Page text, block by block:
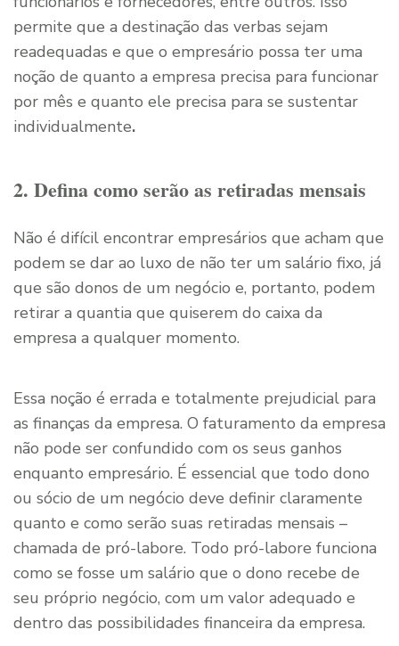
permite que a destinação das verbas sejam
readequadas e que o empresário possa ter uma
noção de quanto a empresa precisa para funcionar
por mês e quanto ele precisa para se sustentar
individualmente.
2. Defina como serão as retiradas mensais
Não é difícil encontrar empresários que acham que
podem se dar ao luxo de não ter um salário fixo, já
que são donos de um negócio e, portanto, podem
retirar a quantia que quiserem do caixa da
empresa a qualquer momento.
Essa noção é errada e totalmente prejudicial para
as finanças da empresa. O faturamento da empresa
não pode ser confundido com os seus ganhos
enquanto empresário. É essencial que todo dono
ou sócio de um negócio deve definir claramente
quanto e como serão suas retiradas mensais –
chamada de pró-labore. Todo pró-labore funciona
como se fosse um salário que o dono recebe de
seu próprio negócio, com um valor adequado e
dentro das possibilidades financeira da empresa.